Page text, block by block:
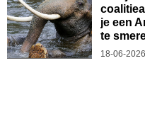
je een
te
18-06-